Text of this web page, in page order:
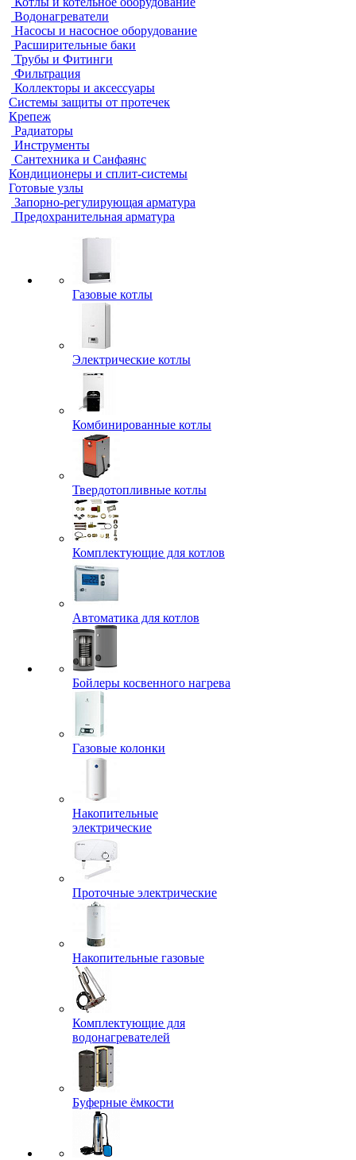
Водонагреватели
Насосы и насосное оборудование
Расширительные баки
Трубы и Фитинги
Фильтрация
Коллекторы и аксессуары
Системы защиты от протечек
Крепеж
Радиаторы
Инструменты
Сантехника и Санфаянс
Кондиционеры и сплит-системы
Готовые узлы
Запорно-регулирующая арматура
Предохранительная арматура
Газовые котлы
Электрические котлы
Комбинированные котлы
Твердотопливные котлы
Комплектующие для котлов
Автоматика для котлов
Бойлеры косвенного нагрева
Газовые колонки
Накопительные
электрические
Проточные электрические
Накопительные газовые
Комплектующие для
водонагревателей
Буферные ёмкости